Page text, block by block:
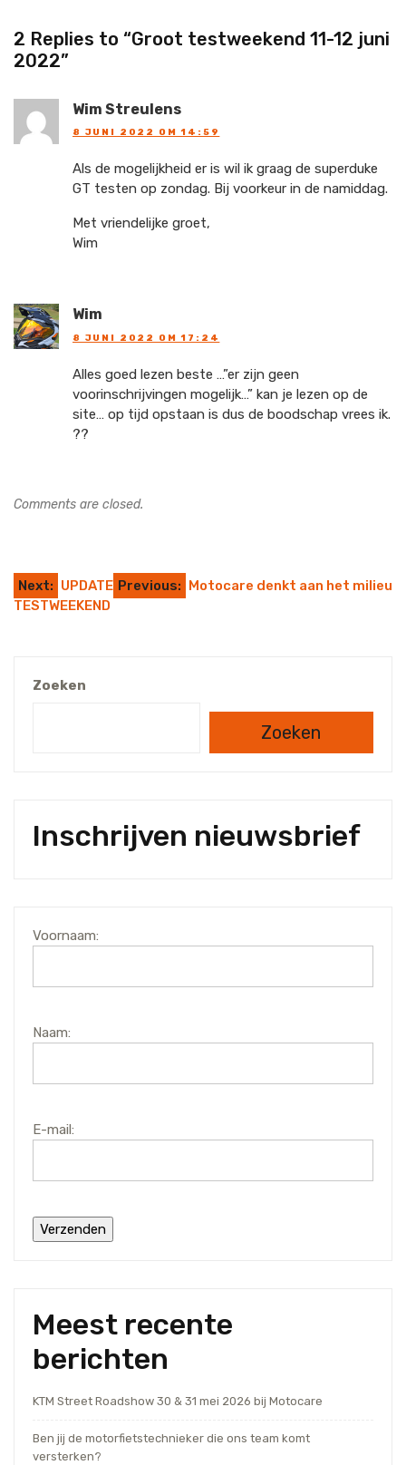
2 Replies to “Groot testweekend 11-12 juni
2022”
Wim Streulens
8 JUNI 2022 OM 14:59
Als de mogelijkheid er is wil ik graag de superduke
GT testen op zondag. Bij voorkeur in de namiddag.
Met vriendelijke groet,
Wim
Wim
8 JUNI 2022 OM 17:24
Alles goed lezen beste …”er zijn geen
voorinschrijvingen mogelijk…” kan je lezen op de
site… op tijd opstaan is dus de boodschap vrees ik.
??
Comments are closed.
Previous: Motocare denkt aan het milieu
Next: UPDATE
TESTWEEKEND
Zoeken
Zoeken
Inschrijven nieuwsbrief
Voornaam:
Naam:
E-mail:
Meest recente
berichten
KTM Street Roadshow 30 & 31 mei 2026 bij Motocare
Ben jij de motorfietstechnieker die ons team komt
versterken?